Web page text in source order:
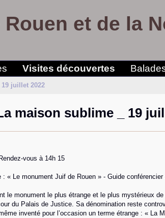
et de la
Visites découvertes
juillet 2022
maison sublime _ 19
vous à 14h 15
« Le monument Juif de Rouen » - Guide
le monument le plus étrange et le plus mystérieux
du Palais de Justice. Sa dénomination reste
inventé pour l’occasion un terme étrange : « La